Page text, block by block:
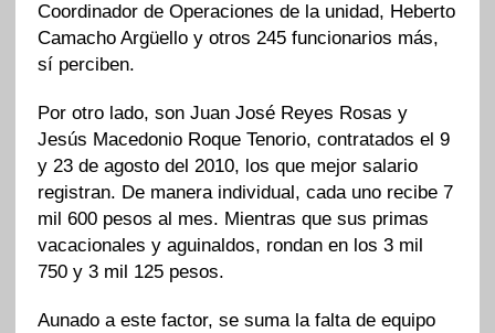
Coordinador de Operaciones de la unidad, Heberto
Camacho Argüello y otros 245 funcionarios más,
sí perciben.
Por otro lado, son Juan José Reyes Rosas y
Jesús Macedonio Roque Tenorio, contratados el 9
y 23 de agosto del 2010, los que mejor salario
registran. De manera individual, cada uno recibe 7
mil 600 pesos al mes. Mientras que sus primas
vacacionales y aguinaldos, rondan en los 3 mil
750 y 3 mil 125 pesos.
Aunado a este factor, se suma la falta de equipo